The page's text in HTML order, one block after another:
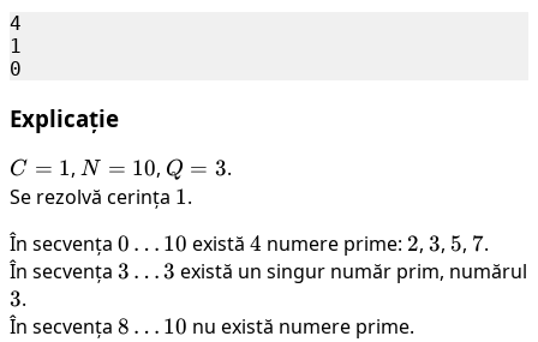
4
1
Explicație
C=1
C = 1,N=10
N = 10, Q=3
Q = 3.
Se rezolvă cerința 1
1.
În secvența 0
\dots
0 … 10 există4
4 numere prime: 2
2,3
3, 5
5, 7
7.
În secvența 3
3
3 … 3 există un singur număr prim, numărul
3
3.
În secvența 8
8 … 10 nu există numere prime.